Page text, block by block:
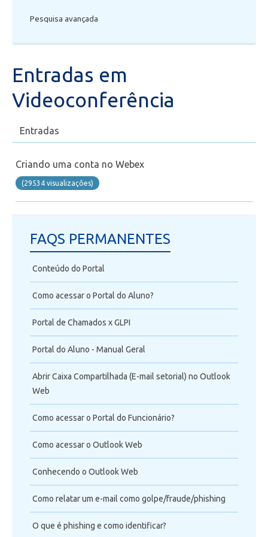
Secretaria de Administração Escolar - SAE
EAD
Suporte
Videoconferência
Office 365
Fluig
Feedz
Pesquisa avançada
Entradas em
Videoconferência
Entradas
Criando uma conta no Webex
(29534 visualizaçôes)
FAQS PERMANENTES
Conteúdo do Portal
Como acessar o Portal do Aluno?
Portal de Chamados x GLPI
Portal do Aluno - Manual Geral
Abrir Caixa Compartilhada (E-mail setorial) no Outlook
Web
Como acessar o Portal do Funcionário?
Como acessar o Outlook Web
Conhecendo o Outlook Web
Como relatar um e-mail como golpe/fraude/phishing
O que é phishing e como identificar?